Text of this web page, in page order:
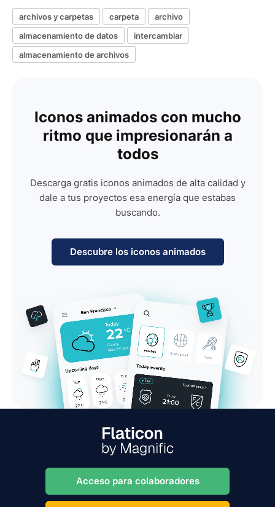
archivos y carpetas carpeta
archivo
almacenamiento de datos
intercambiar
almacenamiento de archivos
Iconos animados con mucho
ritmo que impresionarán a
todos
Descarga gratis iconos animados de alta calidad y
dale a tus proyectos esa energía que estabas
buscando.
Descubre los iconos animados
Acceso para colaboradores